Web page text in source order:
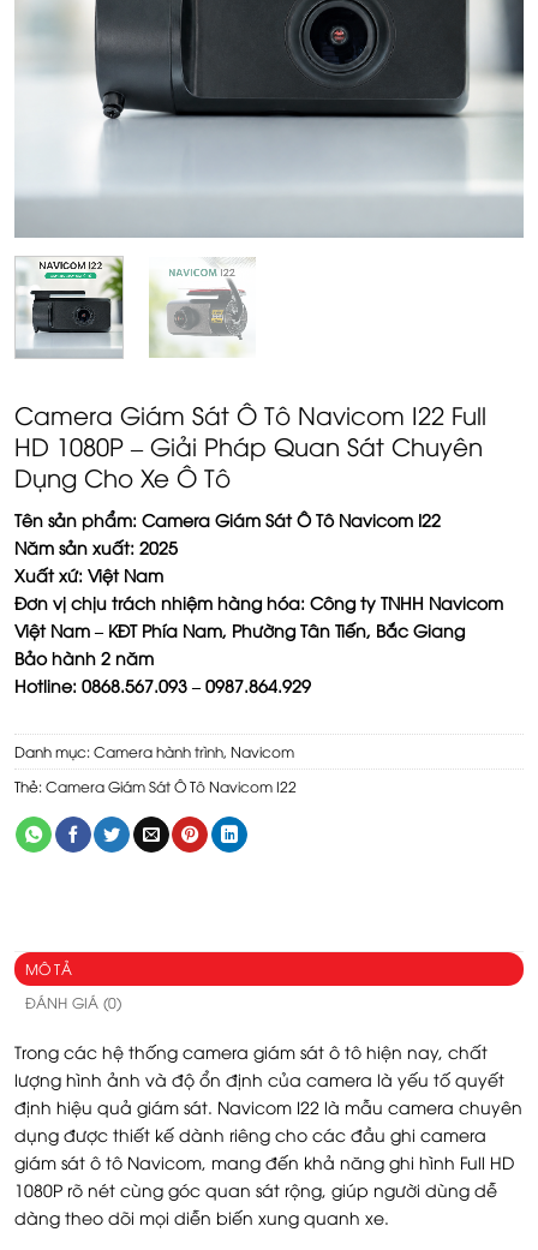
Camera Giám Sát Ô Tô Navicom I22 Full
HD 1080P – Giải Pháp Quan Sát Chuyên
Dụng Cho Xe Ô Tô
Tên sản phẩm: Camera Giám Sát Ô Tô Navicom I22
Năm sản xuất: 2025
Xuất xứ: Việt Nam
Đơn vị chịu trách nhiệm hàng hóa: Công ty TNHH Navicom
Việt Nam – KĐT Phía Nam, Phường Tân Tiến, Bắc Giang
Bảo hành 2 năm
Hotline: 0868.567.093 – 0987.864.929
Danh mục:Camera hành trình, Navicom
Thẻ:Camera Giám Sát Ô Tô Navicom I22
MÔ TẢ
ĐÁNH GIÁ (0)
Trong các hệ thống camera giám sát ô tô hiện nay, chất
lượng hình ảnh và độ ổn định của camera là yếu tố quyết
định hiệu quả giám sát. Navicom I22 là mẫu camera chuyên
dụng được thiết kế dành riêng cho các đầu ghi camera
giám sát ô tô Navicom, mang đến khả năng ghi hình Full HD
1080P rõ nét cùng góc quan sát rộng, giúp người dùng dễ
dàng theo dõi mọi diễn biến xung quanh xe.